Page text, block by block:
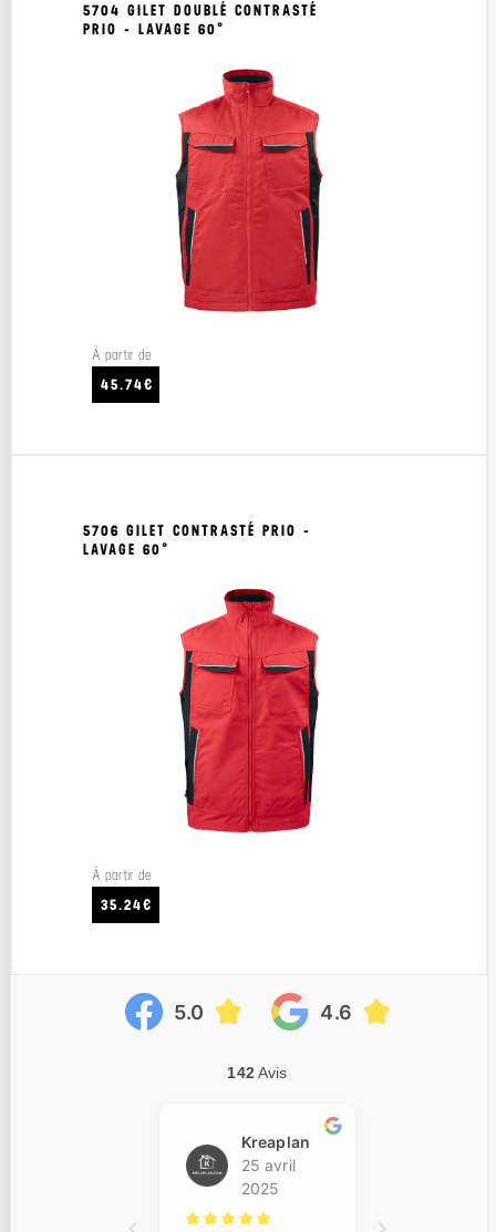
5704 GILET DOUBLÉ CONTRASTÉ
PRIO - LAVAGE 60°
À partir de
45.74€
5706 GILET CONTRASTÉ PRIO -
LAVAGE 60°
À partir de
35.24€